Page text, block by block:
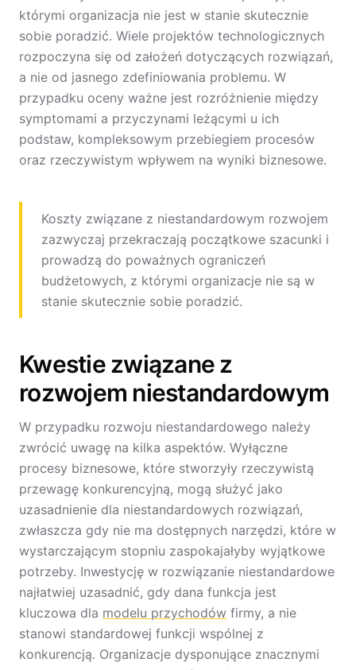
którymi organizacja nie jest w stanie skutecznie
sobie poradzić. Wiele projektów technologicznych
rozpoczyna się od założeń dotyczących rozwiązań,
a nie od jasnego zdefiniowania problemu. W
przypadku oceny ważne jest rozróżnienie między
symptomami a przyczynami leżącymi u ich
podstaw, kompleksowym przebiegiem procesów
oraz rzeczywistym wpływem na wyniki biznesowe.
Koszty związane z niestandardowym rozwojem
zazwyczaj przekraczają początkowe szacunki i
prowadzą do poważnych ograniczeń
budżetowych, z którymi organizacje nie są w
stanie skutecznie sobie poradzić.
Kwestie związane z
rozwojem niestandardowym
W przypadku rozwoju niestandardowego należy
zwrócić uwagę na kilka aspektów. Wyłączne
procesy biznesowe, które stworzyły rzeczywistą
przewagę konkurencyjną, mogą służyć jako
uzasadnienie dla niestandardowych rozwiązań,
zwłaszcza gdy nie ma dostępnych narzędzi, które w
wystarczającym stopniu zaspokajałyby wyjątkowe
potrzeby. Inwestycję w rozwiązanie niestandardowe
najłatwiej uzasadnić, gdy dana funkcja jest
kluczowa dla modelu przychodów firmy, a nie
stanowi standardowej funkcji wspólnej z
konkurencją. Organizacje dysponujące znacznymi